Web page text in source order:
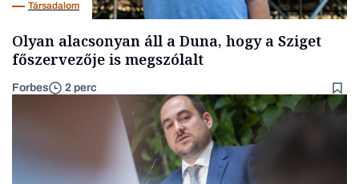
Társadalom
Olyan alacsonyan áll a Duna, hogy a Sziget
főszervezője is megszólalt
Forbes 2 perc